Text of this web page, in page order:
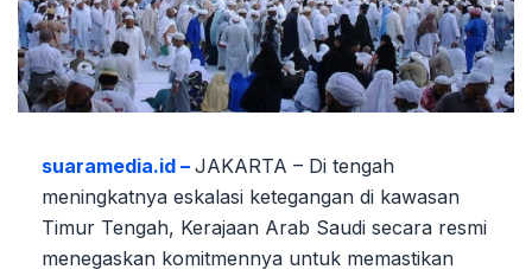
suaramedia.id – JAKARTA – Di tengah
meningkatnya eskalasi ketegangan di kawasan
Timur Tengah, Kerajaan Arab Saudi secara resmi
menegaskan komitmennya untuk memastikan